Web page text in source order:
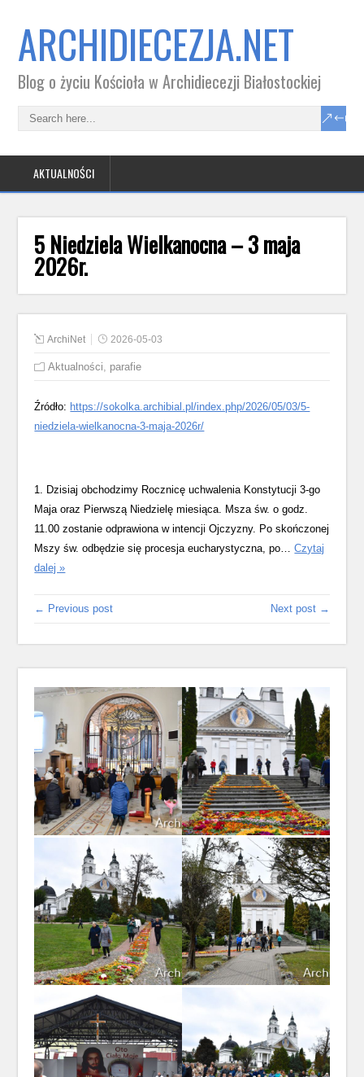
ARCHIDIECEZJA.NET
Blog o życiu Kościoła w Archidiecezji Białostockiej
AKTUALNOŚCI
5 Niedziela Wielkanocna – 3 maja
2026r.
ArchiNet 2026-05-03
Aktualności, parafie
Źródło: https://sokolka.archibial.pl/index.php/2026/05/03/5-
niedziela-wielkanocna-3-maja-2026r/
1. Dzisiaj obchodzimy Rocznicę uchwalenia Konstytucji 3-go
Maja oraz Pierwszą Niedzielę miesiąca. Msza św. o godz.
11.00 zostanie odprawiona w intencji Ojczyzny. Po skończonej
Mszy św. odbędzie się procesja eucharystyczna, po…Czytaj
dalej »5
Wielkanocna
3
2026r.
← Previous post Next post →